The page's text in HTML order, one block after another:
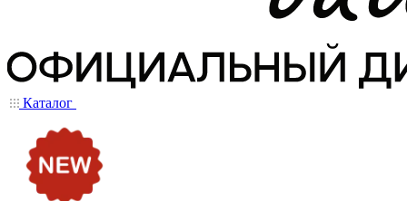
Каталог